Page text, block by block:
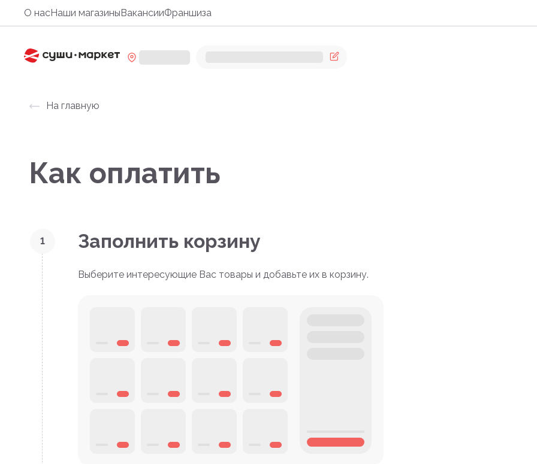
О насНаши магазиныВакансииФраншиза
На главную
Как оплатить
1 Заполнить корзину
Выберите интересующие Вас товары и добавьте их в корзину.